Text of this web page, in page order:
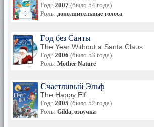
Год: 2007 (было 54 года)
Роль: дополнительные голоса
Год без Санты
The Year Without a Santa Claus
Год: 2006 (было 53 года)
Роль: Mother Nature
Счастливый Эльф
The Happy Elf
Год: 2005 (было 52 года)
Роль: Gilda, озвучка